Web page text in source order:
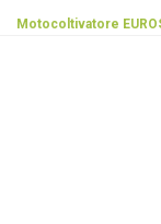
Motocoltivatore